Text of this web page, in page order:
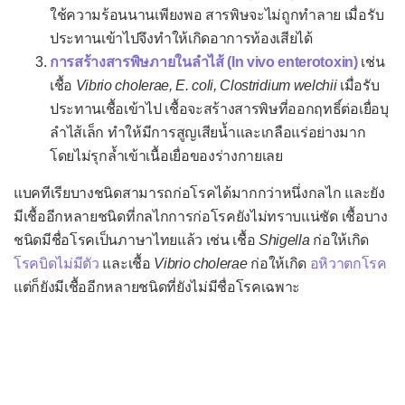
โรคไวรัสตับอักเสบ
โรคส่าไข้
โรคหลอดลมฝอยอักเสบ
โรคหัด
โรคหัดเยอรมัน
หัดเยอรมันแต่กำเนิด
โรคอีสุกอีใส
โรคงูสวัด
โรคเอดส์
ใช้ความร้อนนานเพียงพอ สารพิษจะไม่ถูกทำลาย เมื่อรับ
ประทานเข้าไปจึงทำให้เกิดอาการท้องเสียได้
การสร้างสารพิษภายในลำไส้ (In vivo enterotoxin)เช่น
เชื้อ Vibrio cholerae, E. coli, Clostridium welchiiเมื่อรับ
ประทานเชื้อเข้าไป เชื้อจะสร้างสารพิษที่ออกฤทธิ์ต่อเยื่อบุ
ลำไส้เล็ก ทำให้มีการสูญเสียน้ำและเกลือแร่อย่างมาก
โดยไม่รุกล้ำเข้าเนื้อเยื่อของร่างกายเลย
แบคทีเรียบางชนิดสามารถก่อโรคได้มากกว่าหนึ่งกลไก และยัง
มีเชื้ออีกหลายชนิดที่กลไกการก่อโรคยังไม่ทราบแน่ชัด เชื้อบาง
ชนิดมีชื่อโรคเป็นภาษาไทยแล้ว เช่น เชื้อShigella ก่อให้เกิด
โรคบิดไม่มีตัว และเชื้อ Vibrio choleraeก่อให้เกิด อหิวาตกโรค
แต่ก็ยังมีเชื้ออีกหลายชนิดที่ยังไม่มีชื่อโรคเฉพาะ